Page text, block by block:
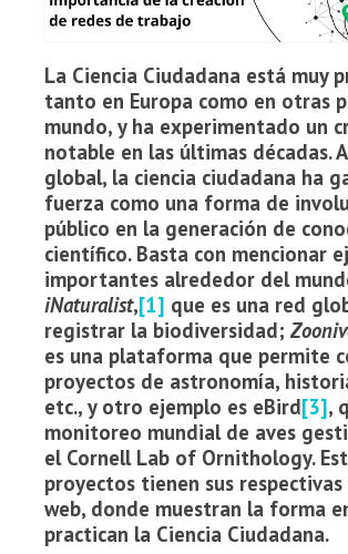
La Ciencia Ciudadana está muy
tanto en Europa como en otras
mundo, y ha experimentado un
notable en las últimas décadas.
global, la ciencia ciudadana ha
fuerza como una forma de
público en la generación de
científico. Basta con mencionar
importantes alrededor del
iNaturalist,[1] que es una red
registrar la biodiversidad;
es una plataforma que permite
proyectos de astronomía,
etc., y otro ejemplo es eBird[3],
monitoreo mundial de aves
el Cornell Lab of Ornithology.
proyectos tienen sus respectivas
web, donde muestran la forma
practican la Ciencia Ciudadana.